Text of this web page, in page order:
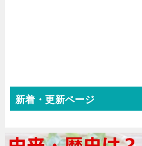
新着・更新ページ